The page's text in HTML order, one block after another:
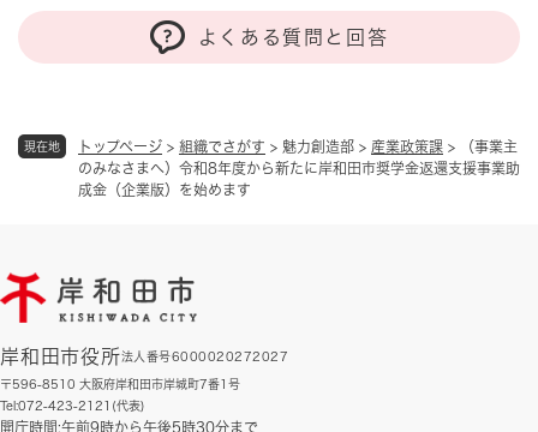
現在地 トップページ > 組織でさがす > 魅力創造部 > 産業政策課 >
（事業主
のみなさまへ）令和8年度から新たに岸和田市奨学金返還支援事業助
成金（企業版）を始めます
よくある質問と回答
岸和田市役所法人番号6000020272027
〒596-8510 大阪府岸和田市岸城町7番1号
Tel:072-423-2121(代表)
開庁時間:午前9時から午後5時30分まで